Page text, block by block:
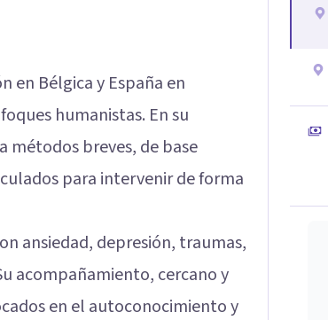
en Bélgica y España en
humanistas. En su
breves, de base
para intervenir de forma
ansiedad, depresión, traumas,
acompañamiento, cercano y
en el autoconocimiento y